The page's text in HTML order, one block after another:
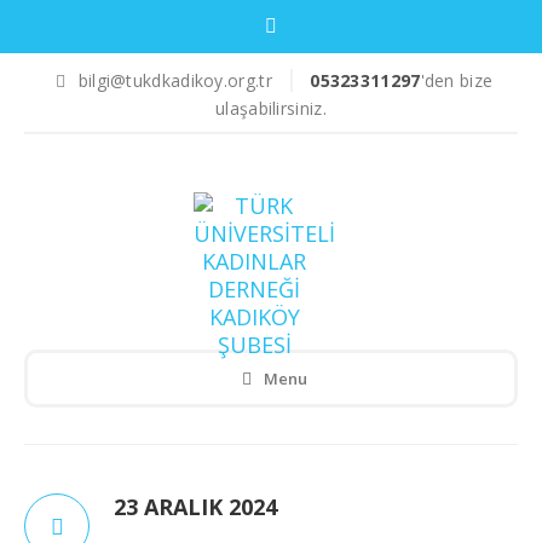
bilgi@tukdkadikoy.org.tr 05323311297'den bize
ulaşabilirsiniz.
Menu
23 ARALIK 2024